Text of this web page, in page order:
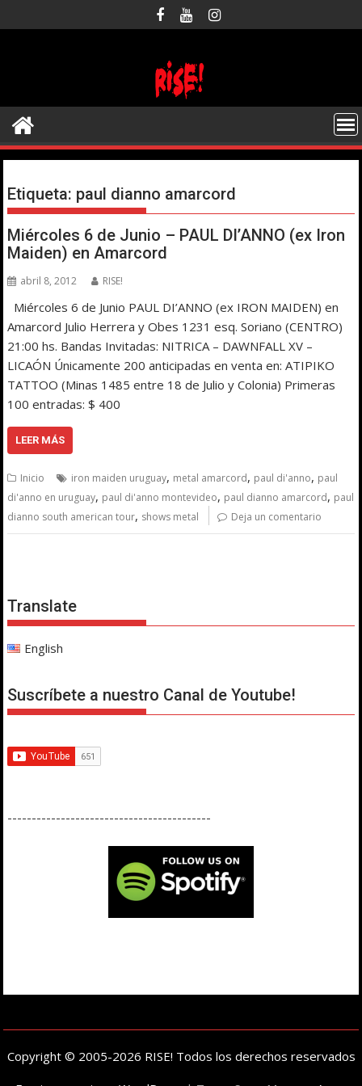
al
Etiqueta: paul dianno amarcord
Miércoles 6 de Junio – PAUL DI’ANNO (ex Iron
Maiden) en Amarcord
abril 8, 2012 RISE!
Miércoles 6 de Junio PAUL DI’ANNO (ex IRON MAIDEN) en
Amarcord Julio Herrera y Obes 1231 esq. Soriano (CENTRO)
21:00 hs. Bandas Invitadas: NITRICA – DAWNFALL XV –
LICAÓN Únicamente 200 anticipadas en venta en: ATIPIKO
TATTOO (Minas 1485 entre 18 de Julio y Colonia) Primeras
100 entradas: $ 400
LEER MÁS
Inicio iron maiden uruguay, metal amarcord, paul di'anno, paul
di'anno en uruguay, paul di'anno montevideo, paul dianno amarcord, paul
dianno south american tour, shows metal Deja un comentario
Translate
English
Suscríbete a nuestro Canal de Youtube!
------------------------------------------
Copyright © 2005-2026 RISE! Todos los derechos reservados